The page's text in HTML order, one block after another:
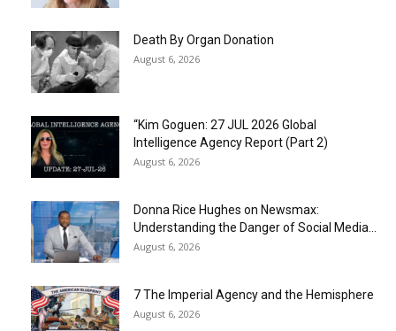
Death By Organ Donation
August 6, 2026
“Kim Goguen: 27 JUL 2026 Global
Intelligence Agency Report (Part 2)
August 6, 2026
Donna Rice Hughes on Newsmax:
Understanding the Danger of Social Media...
August 6, 2026
7 The Imperial Agency and the Hemisphere
August 6, 2026